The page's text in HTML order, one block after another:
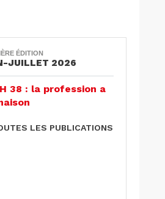
ÉDITION
JUILLET 2026
38 : la profession a
LES PUBLICATIONS